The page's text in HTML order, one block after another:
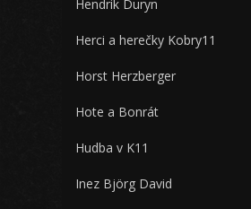
Hendrik Duryn
Herci a herečky Kobry11
Horst Herzberger
Hote a Bonrát
Hudba v K11
Inez Björg David